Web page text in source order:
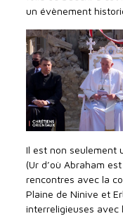
un évènement
Il est non seulement
(Ur d’où Abraham
rencontres avec la
Plaine de Ninive et
interreligieuses avec